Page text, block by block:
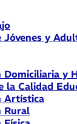
Jóvenes y
Domiciliaria y
la Calidad
Artística
Rural